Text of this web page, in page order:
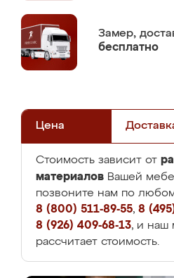
Замер,
бесплатно
Цена
Стоимость зависит от
материалов Вашей
позвоните нам по
8 (800) 511-89-55, 8
8 (926) 409-68-13, и наш
рассчитает стоимость.